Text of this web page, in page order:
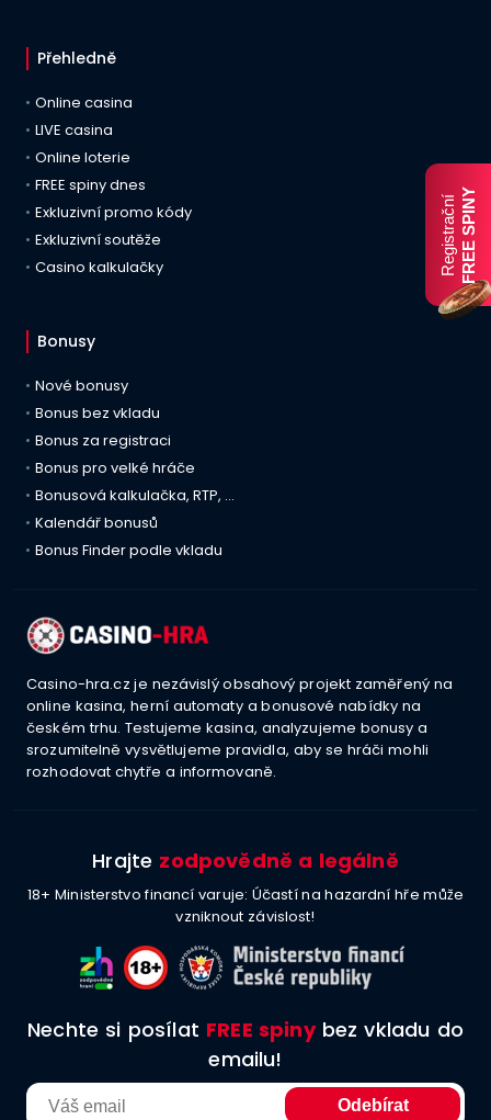
RegistračníFREE SPINY
Přehledně
Online casina
LIVE casina
Online loterie
FREE spiny dnes
Exkluzivní promo kódy
Exkluzivní soutěže
Casino kalkulačky
Bonusy
Nové bonusy
Bonus bez vkladu
Bonus za registraci
Bonus pro velké hráče
Bonusová kalkulačka, RTP, …
Kalendář bonusů
Bonus Finder podle vkladu
Casino-hra.cz je nezávislý obsahový projekt zaměřený na
online kasina, herní automaty a bonusové nabídky na
českém trhu. Testujeme kasina, analyzujeme bonusy a
srozumitelně vysvětlujeme pravidla, aby se hráči mohli
rozhodovat chytře a informovaně.
Hrajte zodpovědně a legálně
18+ Ministerstvo financí varuje: Účastí na hazardní hře může
vzniknout závislost!
Nechte si posílat FREE spinybez vkladu do
emailu!